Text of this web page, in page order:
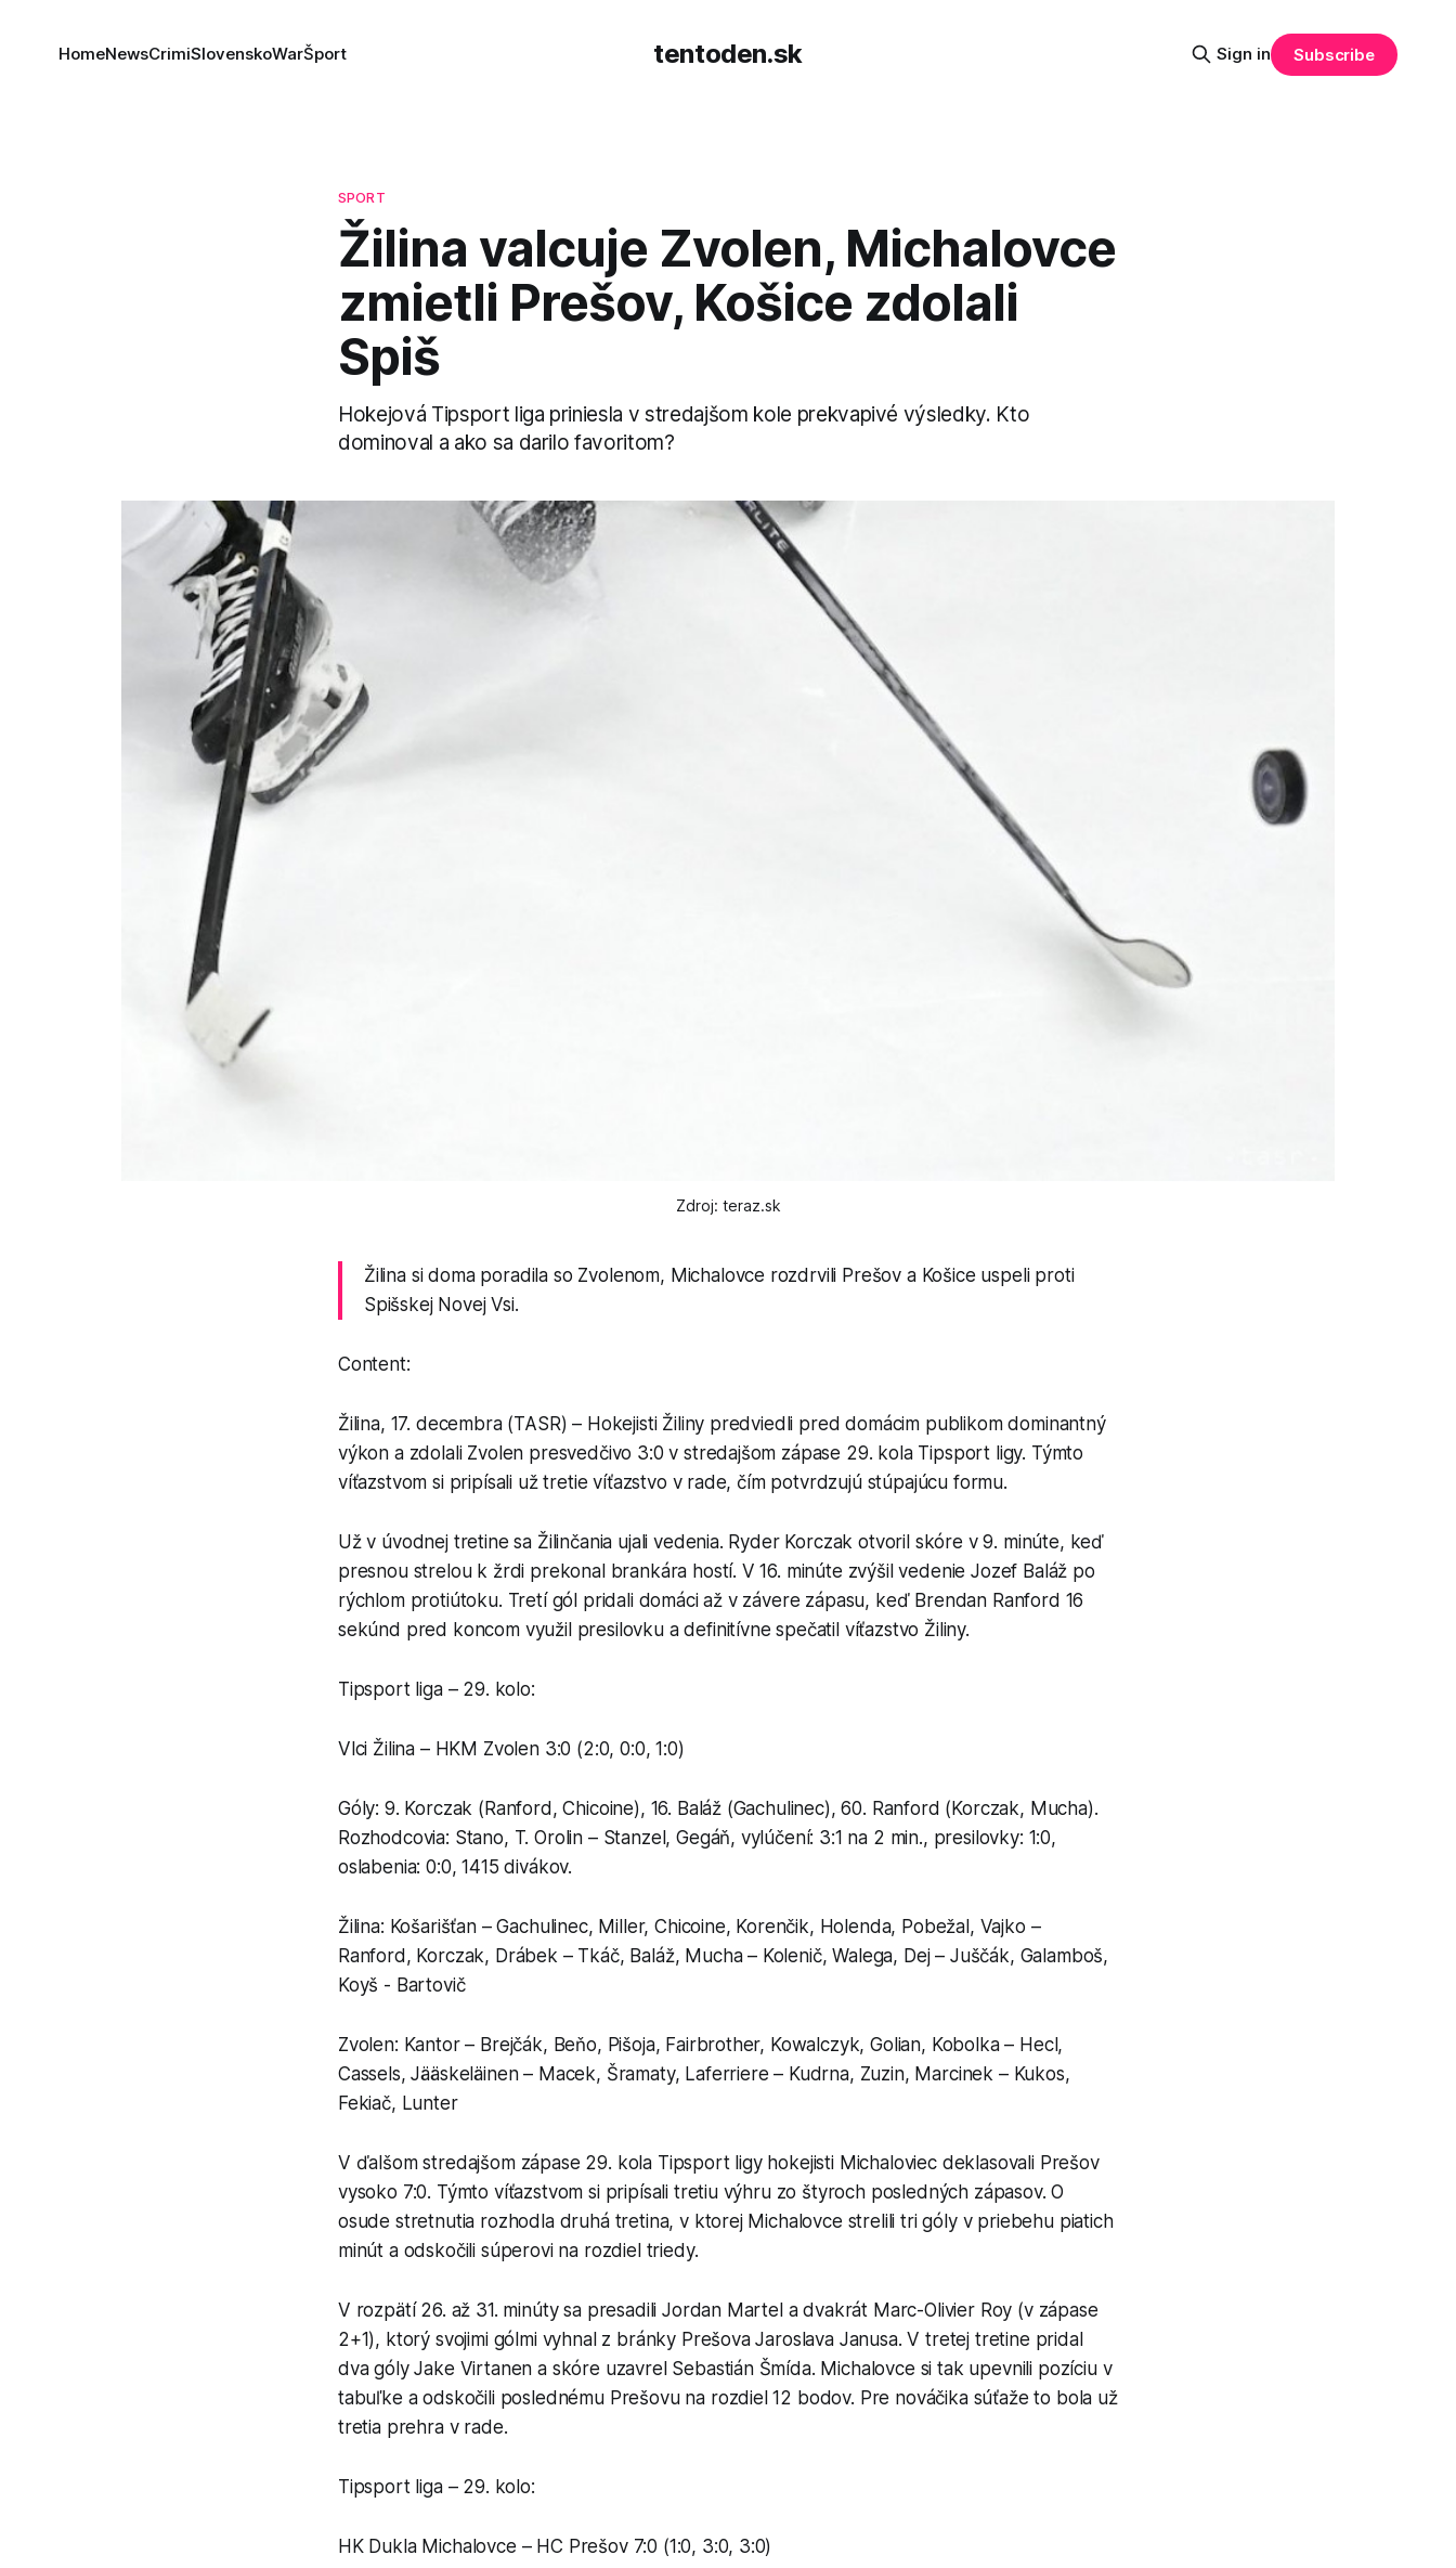
tentoden.sk
HomeNewsCrimiSlovenskoWarŠport Sign in Subscribe
SPORT
Žilina valcuje Zvolen, Michalovce
zmietli Prešov, Košice zdolali
Spiš
Hokejová Tipsport liga priniesla v stredajšom kole prekvapivé výsledky. Kto
dominoval a ako sa darilo favoritom?
Zdroj: teraz.sk
Žilina si doma poradila so Zvolenom, Michalovce rozdrvili Prešov a Košice uspeli proti
Spišskej Novej Vsi.
Content:
Žilina, 17. decembra (TASR) – Hokejisti Žiliny predviedli pred domácim publikom dominantný
výkon a zdolali Zvolen presvedčivo 3:0 v stredajšom zápase 29. kola Tipsport ligy. Týmto
víťazstvom si pripísali už tretie víťazstvo v rade, čím potvrdzujú stúpajúcu formu.
Už v úvodnej tretine sa Žilinčania ujali vedenia. Ryder Korczak otvoril skóre v 9. minúte, keď
presnou strelou k žrdi prekonal brankára hostí. V 16. minúte zvýšil vedenie Jozef Baláž po
rýchlom protiútoku. Tretí gól pridali domáci až v závere zápasu, keď Brendan Ranford 16
sekúnd pred koncom využil presilovku a definitívne spečatil víťazstvo Žiliny.
Tipsport liga – 29. kolo:
Vlci Žilina – HKM Zvolen 3:0 (2:0, 0:0, 1:0)
Góly: 9. Korczak (Ranford, Chicoine), 16. Baláž (Gachulinec), 60. Ranford (Korczak, Mucha).
Rozhodcovia: Stano, T. Orolin – Stanzel, Gegáň, vylúčení: 3:1 na 2 min., presilovky: 1:0,
oslabenia: 0:0, 1415 divákov.
Žilina: Košarišťan – Gachulinec, Miller, Chicoine, Korenčik, Holenda, Pobežal, Vajko –
Ranford, Korczak, Drábek – Tkáč, Baláž, Mucha – Kolenič, Walega, Dej – Juščák, Galamboš,
Koyš - Bartovič
Zvolen: Kantor – Brejčák, Beňo, Pišoja, Fairbrother, Kowalczyk, Golian, Kobolka – Hecl,
Cassels, Jääskeläinen – Macek, Šramaty, Laferriere – Kudrna, Zuzin, Marcinek – Kukos,
Fekiač, Lunter
V ďalšom stredajšom zápase 29. kola Tipsport ligy hokejisti Michaloviec deklasovali Prešov
vysoko 7:0. Týmto víťazstvom si pripísali tretiu výhru zo štyroch posledných zápasov. O
osude stretnutia rozhodla druhá tretina, v ktorej Michalovce strelili tri góly v priebehu piatich
minút a odskočili súperovi na rozdiel triedy.
V rozpätí 26. až 31. minúty sa presadili Jordan Martel a dvakrát Marc-Olivier Roy (v zápase
2+1), ktorý svojimi gólmi vyhnal z bránky Prešova Jaroslava Janusa. V tretej tretine pridal
dva góly Jake Virtanen a skóre uzavrel Sebastián Šmída. Michalovce si tak upevnili pozíciu v
tabuľke a odskočili poslednému Prešovu na rozdiel 12 bodov. Pre nováčika súťaže to bola už
tretia prehra v rade.
Tipsport liga – 29. kolo:
HK Dukla Michalovce – HC Prešov 7:0 (1:0, 3:0, 3:0)